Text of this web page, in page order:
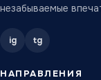
незабываемые
ig tg
НАПРАВЛЕНИЯ